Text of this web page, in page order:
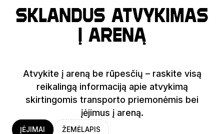
Sklandus atvykimas
į areną
Atvykite į areną be rūpesčių – raskite visą
reikalingą informaciją apie atvykimą
skirtingomis transporto priemonėmis bei
įėjimus į areną.
ĮĖJIMAI ŽEMĖLAPIS